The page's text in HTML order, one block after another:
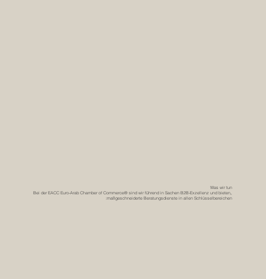
Was wir tun
„Bei der EACC Euro-Arab Chamber of Commerce® sind wir führend in Sachen B2B-Exzellenz und bieten
maßgeschneiderte Beratungsdienste in allen Schlüsselbereichen: